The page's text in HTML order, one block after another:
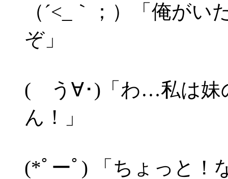
（´<_｀；）「俺が
ぞ」
( う∀･)「わ…私は妹
ん！」
(*ﾟーﾟ) 「ちょっと！